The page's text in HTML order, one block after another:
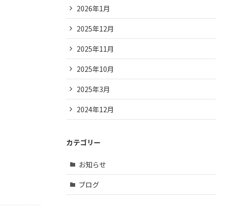
2026年1月
2025年12月
2025年11月
2025年10月
2025年3月
2024年12月
カテゴリー
お知らせ
ブログ